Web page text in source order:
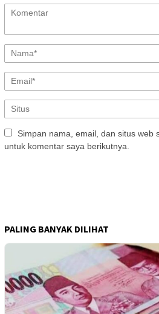
Simpan nama, email, dan situs web
untuk komentar saya berikutnya.
PALING BANYAK DILIHAT